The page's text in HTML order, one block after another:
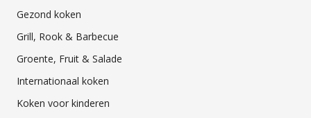
Gezond koken
Grill, Rook & Barbecue
Groente, Fruit & Salade
Internationaal koken
Koken voor kinderen